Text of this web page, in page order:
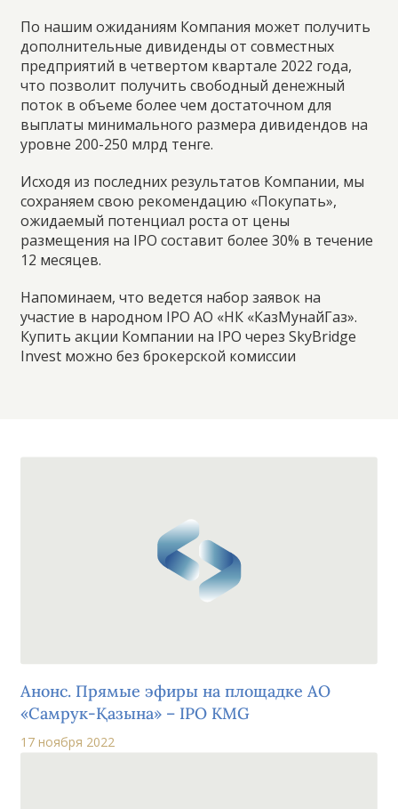
По нашим ожиданиям Компания может получить
дополнительные дивиденды от совместных
предприятий в четвертом квартале 2022 года,
что позволит получить свободный денежный
поток в объеме более чем достаточном для
выплаты минимального размера дивидендов на
уровне 200-250 млрд тенге.
Исходя из последних результатов Компании, мы
сохраняем свою рекомендацию «Покупать»,
ожидаемый потенциал роста от цены
размещения на IPO составит более 30% в течение
12 месяцев.
Напоминаем, что ведется набор заявок на
участие в народном IPO АО «НК «КазМунайГаз».
Купить акции Компании на IPO через SkyBridge
Invest можно без брокерской комиссии
Анонс. Прямые эфиры на площадке АО
«Самрук-Қазына» – IPO KMG
17 ноября 2022